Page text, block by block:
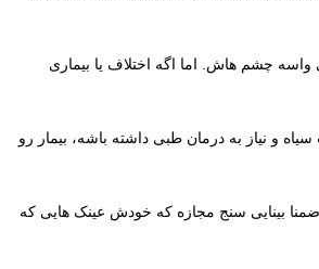
چشم هاش. اما اگه اختلاف یا بیماری
و نیاز به درمان طبی داشته باشه، بیمار رو
بینایی سنج مجازه که خودش عینک هایی که